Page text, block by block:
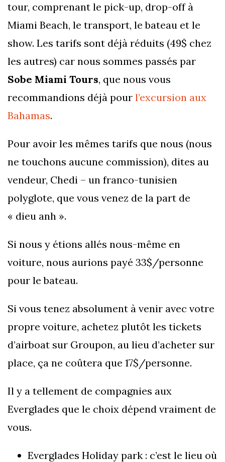
tour, comprenant le pick-up, drop-off à
Miami Beach, le transport, le bateau et le
show. Les tarifs sont déjà réduits (49$ chez
les autres) car nous sommes passés par
Sobe Miami Tours, que nous vous
recommandions déjà pour l’excursion aux
Bahamas.
Pour avoir les mêmes tarifs que nous (nous
ne touchons aucune commission), dites au
vendeur, Chedi – un franco-tunisien
polyglote, que vous venez de la part de
« dieu anh ».
Si nous y étions allés nous-même en
voiture, nous aurions payé 33$/personne
pour le bateau.
Si vous tenez absolument à venir avec votre
propre voiture, achetez plutôt les tickets
d’airboat sur Groupon, au lieu d’acheter sur
place, ça ne coûtera que 17$/personne.
Il y a tellement de compagnies aux
Everglades que le choix dépend vraiment de
vous.
Everglades Holiday park : c’est le lieu où